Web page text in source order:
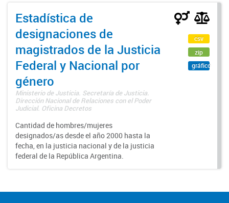
Estadística de
designaciones de
magistrados de la Justicia
Federal y Nacional por
género
Ministerio de Justicia. Secretaría de Justicia.
Dirección Nacional de Relaciones con el Poder
Judicial. Oficina Decretos
Cantidad de hombres/mujeres
designados/as desde el año 2000 hasta la
fecha, en la justicia nacional y de la justicia
federal de la República Argentina.
csv
zip
gráfico